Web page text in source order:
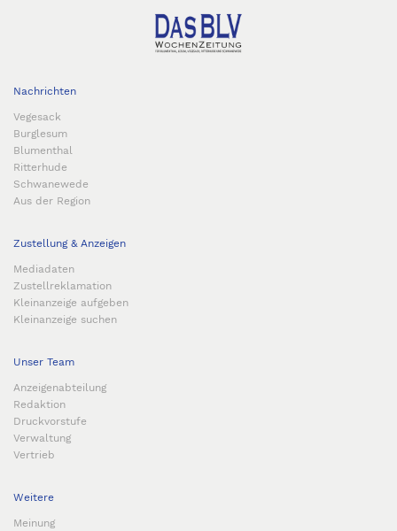
Nachrichten
Vegesack
Burglesum
Blumenthal
Ritterhude
Schwanewede
Aus der Region
Zustellung & Anzeigen
Mediadaten
Zustellreklamation
Kleinanzeige aufgeben
Kleinanzeige suchen
Unser Team
Anzeigenabteilung
Redaktion
Druckvorstufe
Verwaltung
Vertrieb
Weitere
Meinung